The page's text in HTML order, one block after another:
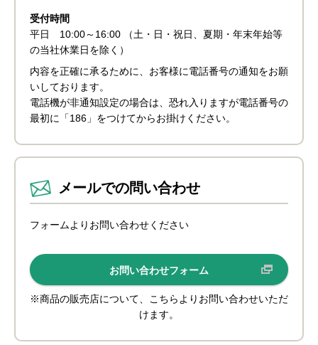
受付時間
平日 10:00～16:00 （土・日・祝日、夏期・年末年始等
の当社休業日を除く）
内容を正確に承るために、お客様に電話番号の通知をお願
いしております。
電話機が非通知設定の場合は、恐れ入りますが電話番号の
最初に「186」をつけてからお掛けください。
メールでの問い合わせ
フォームよりお問い合わせください
お問い合わせフォーム
※商品の販売店について、こちらよりお問い合わせいただ
けます。